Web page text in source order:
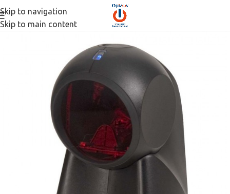
Skip to navigation
Skip to main content